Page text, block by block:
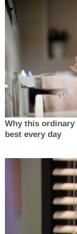
Why this
best every day